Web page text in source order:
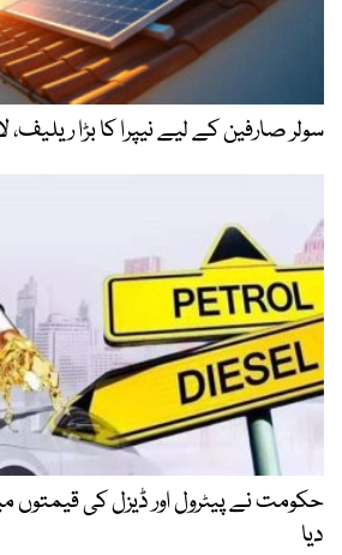
سولر صارفین کے لیے نیپرا کا بڑا
حکومت نے پیٹرول اور ڈیزل کی قیمتوں
دیا